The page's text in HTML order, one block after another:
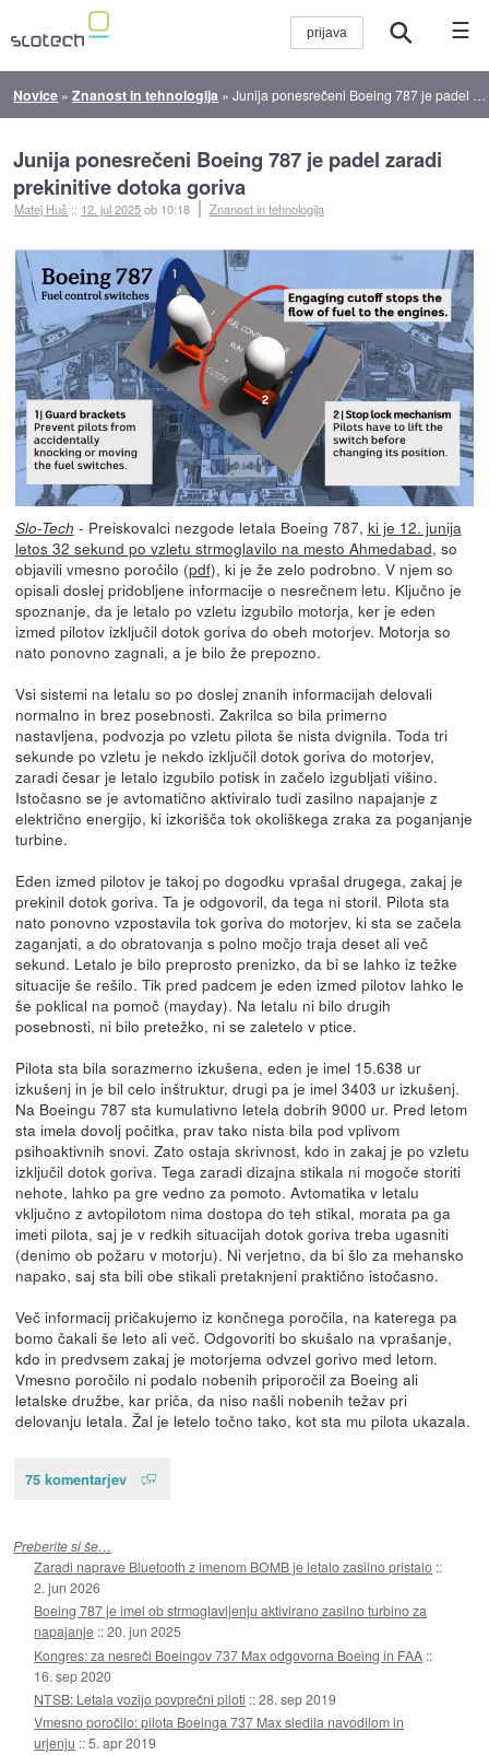
☰
Novice »Znanost in tehnologija »Junija ponesrečeni Boeing 787 je padel zaradi prekinitive dotoka goriva
Junija ponesrečeni Boeing 787 je padel zaradi
prekinitive dotoka goriva
Matej Huš :: 12. jul 2025ob 10:18 Znanost in tehnologija
Slo-Tech - Preiskovalci nezgode letala Boeing 787, ki je 12. junija
letos 32 sekund po vzletu strmoglavilo na mesto Ahmedabad, so
objavili vmesno poročilo (pdf), ki je že zelo podrobno. V njem so
opisali doslej pridobljene informacije o nesrečnem letu. Ključno je
spoznanje, da je letalo po vzletu izgubilo motorja, ker je eden
izmed pilotov izključil dotok goriva do obeh motorjev. Motorja so
nato ponovno zagnali, a je bilo že prepozno.
Vsi sistemi na letalu so po doslej znanih informacijah delovali
normalno in brez posebnosti. Zakrilca so bila primerno
nastavljena, podvozja po vzletu pilota še nista dvignila. Toda tri
sekunde po vzletu je nekdo izključil dotok goriva do motorjev,
zaradi česar je letalo izgubilo potisk in začelo izgubljati višino.
Istočasno se je avtomatično aktiviralo tudi zasilno napajanje z
električno energijo, ki izkorišča tok okoliškega zraka za poganjanje
turbine.
Eden izmed pilotov je takoj po dogodku vprašal drugega, zakaj je
prekinil dotok goriva. Ta je odgovoril, da tega ni storil. Pilota sta
nato ponovno vzpostavila tok goriva do motorjev, ki sta se začela
zaganjati, a do obratovanja s polno močjo traja deset ali več
sekund. Letalo je bilo preprosto prenizko, da bi se lahko iz težke
situacije še rešilo. Tik pred padcem je eden izmed pilotov lahko le
še poklical na pomoč (mayday). Na letalu ni bilo drugih
posebnosti, ni bilo pretežko, ni se zaletelo v ptice.
Pilota sta bila sorazmerno izkušena, eden je imel 15.638 ur
izkušenj in je bil celo inštruktur, drugi pa je imel 3403 ur izkušenj.
Na Boeingu 787 sta kumulativno letela dobrih 9000 ur. Pred letom
sta imela dovolj počitka, prav tako nista bila pod vplivom
psihoaktivnih snovi. Zato ostaja skrivnost, kdo in zakaj je po vzletu
izključil dotok goriva. Tega zaradi dizajna stikala ni mogoče storiti
nehote, lahko pa gre vedno za pomoto. Avtomatika v letalu
vključno z avtopilotom nima dostopa do teh stikal, morata pa ga
imeti pilota, saj je v redkih situacijah dotok goriva treba ugasniti
(denimo ob požaru v motorju). Ni verjetno, da bi šlo za mehansko
napako, saj sta bili obe stikali pretaknjeni praktično istočasno.
Več informacij pričakujemo iz končnega poročila, na katerega pa
bomo čakali še leto ali več. Odgovoriti bo skušalo na vprašanje,
kdo in predvsem zakaj je motorjema odvzel gorivo med letom.
Vmesno poročilo ni podalo nobenih priporočil za Boeing ali
letalske družbe, kar priča, da niso našli nobenih težav pri
delovanju letala. Žal je letelo točno tako, kot sta mu pilota ukazala.
75 komentarjev
Preberite si še…
Zaradi naprave Bluetooth z imenom BOMB je letalo zasilno pristalo ::
2. jun 2026
Boeing 787 je imel ob strmoglavljenju aktivirano zasilno turbino za
napajanje ::20. jun 2025
Kongres: za nesreči Boeingov 737 Max odgovorna Boeing in FAA ::
16. sep 2020
NTSB: Letala vozijo povprečni piloti ::28. sep 2019
Vmesno poročilo: pilota Boeinga 737 Max sledila navodilom in
urjenju ::5. apr 2019